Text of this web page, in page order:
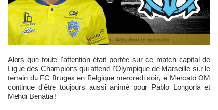
Alors que toute l'attention était portée sur ce match capital de
Ligue des Champions qui attend l'Olympique de Marseille sur le
terrain du FC Bruges en Belgique mercredi soir, le Mercato OM
continue d'être toujours aussi animé pour Pablo Longoria et
Mehdi Benatia !